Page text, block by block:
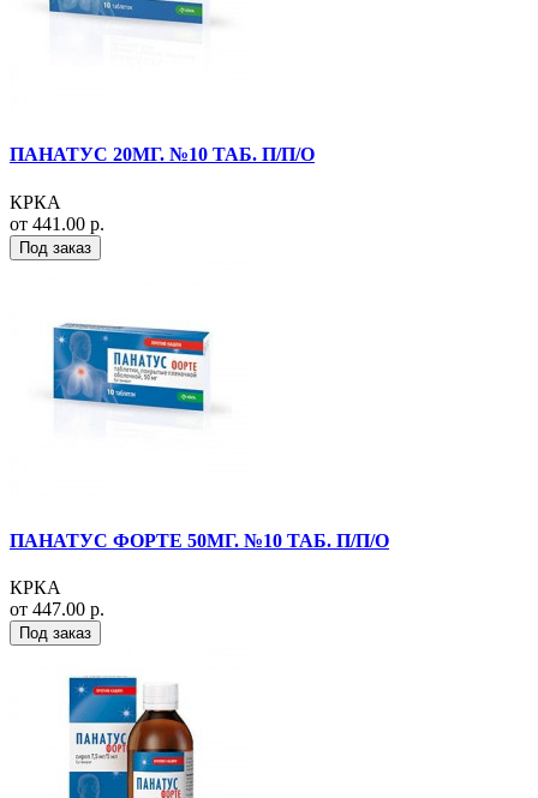
ПАНАТУС 20МГ. №10 ТАБ. П/П/О
КРКА
от 441.00 р.
Под заказ
ПАНАТУС ФОРТЕ 50МГ. №10 ТАБ. П/П/О
КРКА
от 447.00 р.
Под заказ